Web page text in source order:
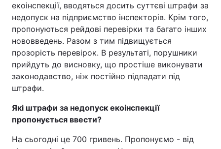
екоінспекції, вводяться досить суттєві штрафи за
недопуск на підприємство інспекторів. Крім того,
пропонуються рейдові перевірки та багато інших
нововведень. Разом з тим підвищується
прозорість перевірок. В результаті, порушники
прийдуть до висновку, що простіше виконувати
законодавство, ніж постійно підпадати під
штрафи.
Які штрафи за недопуск екоінспекції
пропонується ввести?
На сьогодні це 700 гривень. Пропонуємо - від